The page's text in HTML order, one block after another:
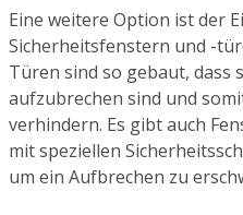
Eine weitere Option ist der
Sicherheitsfenstern und -
Türen sind so gebaut, dass
aufzubrechen sind und
verhindern. Es gibt auch
mit speziellen
um ein Aufbrechen zu